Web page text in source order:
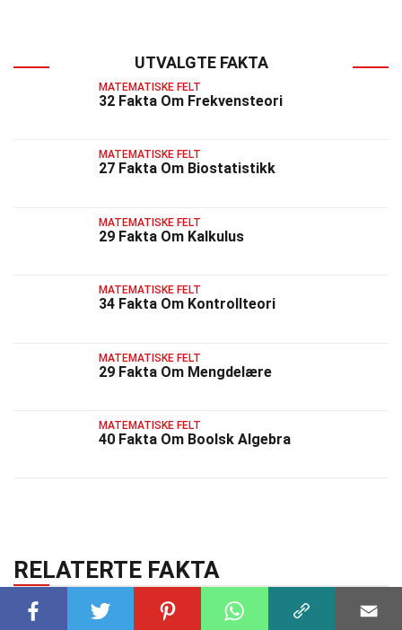
UTVALGTE FAKTA
MATEMATISKE FELT
32 Fakta Om Frekvensteori
MATEMATISKE FELT
27 Fakta Om Biostatistikk
MATEMATISKE FELT
29 Fakta Om Kalkulus
MATEMATISKE FELT
34 Fakta Om Kontrollteori
MATEMATISKE FELT
29 Fakta Om Mengdelære
MATEMATISKE FELT
40 Fakta Om Boolsk Algebra
RELATERTE FAKTA